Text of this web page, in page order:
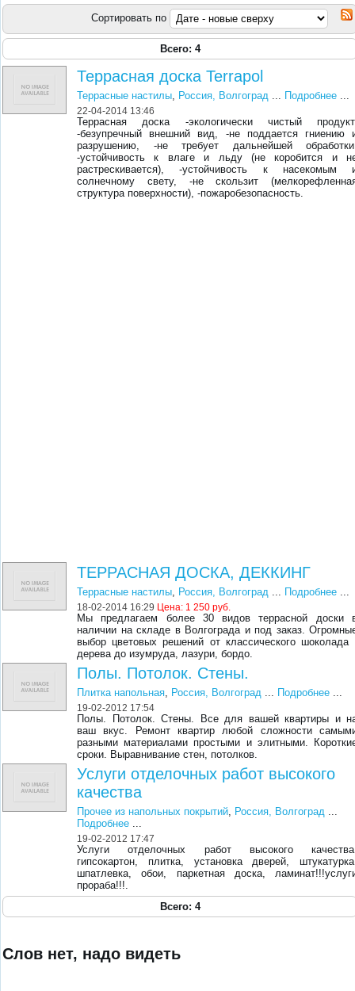
Сортировать по
Всего: 4
Террасная доска Terrapol
Террасные настилы, Россия, Волгоград ... Подробнее ...
22-04-2014 13:46
Террасная доска -экологически чистый
-безупречный внешний вид, -не поддается гниению
разрушению, -не требует дальнейшей
-устойчивость к влаге и льду (не коробится и
растрескивается), -устойчивость к насекомым
солнечному свету, -не скользит
структура поверхности), -пожаробезопасность.
ТЕРРАСНАЯ ДОСКА, ДЕККИНГ
Террасные настилы, Россия, Волгоград ... Подробнее ...
18-02-2014 16:29 Цена: 1 250 руб.
Мы предлагаем более 30 видов террасной доски
наличии на складе в Волгограда и под заказ.
выбор цветовых решений от классического шоколада
дерева до изумруда, лазури, бордо.
Полы. Потолок. Стены.
Плитка напольная, Россия, Волгоград ... Подробнее ...
19-02-2012 17:54
Полы. Потолок. Стены. Все для вашей квартиры и
ваш вкус. Ремонт квартир любой сложности
разными материалами простыми и элитными.
сроки. Выравнивание стен, потолков.
Услуги отделочных работ высокого
качества
Прочее из напольных покрытий, Россия, Волгоград ...
Подробнее ...
19-02-2012 17:47
Услуги отделочных работ высокого
гипсокартон, плитка, установка дверей,
шпатлевка, обои, паркетная доска,
прораба!!!.
Всего: 4
Слов нет, надо видеть